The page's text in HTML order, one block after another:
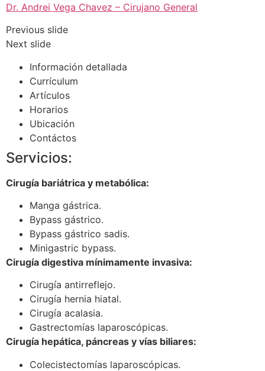
Dr. Andrei Vega Chavez – Cirujano General
Previous slide
Next slide
Información detallada
Currículum
Artículos
Horarios
Ubicación
Contáctos
Servicios:
Cirugía bariátrica y metabólica:
Manga gástrica.
Bypass gástrico.
Bypass gástrico sadis.
Minigastric bypass.
Cirugía digestiva mínimamente invasiva:
Cirugía antirreflejo.
Cirugía hernia hiatal.
Cirugía acalasia.
Gastrectomías laparoscópicas.
Cirugía hepática, páncreas y vías biliares:
Colecistectomías laparoscópicas.